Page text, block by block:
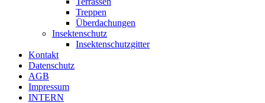
Treppen
Überdachungen
Insektenschutz
Insektenschutzgitter
Kontakt
Datenschutz
AGB
Impressum
INTERN